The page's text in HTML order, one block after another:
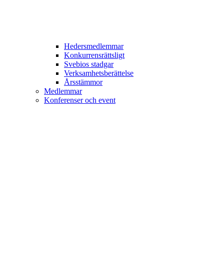
Hedersmedlemmar
Konkurrensrättsligt
Svebios stadgar
Verksamhetsberättelse
Årsstämmor
Medlemmar
Konferenser och event